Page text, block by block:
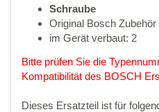
Schraube
Original Bosch
im Gerät verbaut: 2
Bitte prüfen Sie die
Kompatibilität des BOSCH
Dieses Ersatzteil ist für